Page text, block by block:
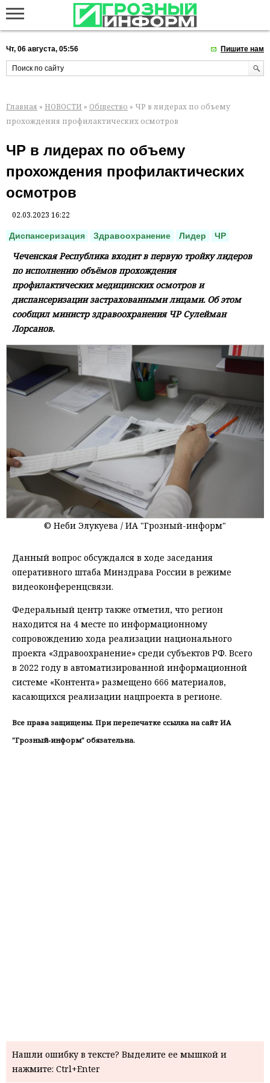
Чт, 06 августа, 05:56 Пишите нам
Главная » НОВОСТИ » Общество » ЧР в лидерах по объему
прохождения профилактических осмотров
ЧР в лидерах по объему
прохождения профилактических
осмотров
02.03.2023 16:22
Диспансеризация Здравоохранение Лидер ЧР
Чеченская Республика входит в первую тройку лидеров
по исполнению объёмов прохождения
профилактических медицинских осмотров и
диспансеризации застрахованными лицами. Об этом
сообщил министр здравоохранения ЧР Сулейман
Лорсанов.
© Неби Элукуева / ИА "Грозный-информ"
Данный вопрос обсуждался в ходе заседания
оперативного штаба Минздрава России в режиме
видеоконференцсвязи.
Федеральный центр также отметил, что регион
находится на 4 месте по информационному
сопровождению хода реализации национального
проекта «Здравоохранение» среди субъектов РФ. Всего
в 2022 году в автоматизированной информационной
системе «Контента» размещено 666 материалов,
касающихся реализации нацпроекта в регионе.
Все права защищены. При перепечатке ссылка на сайт ИА
"Грозный-информ" обязательна.
Нашли ошибку в тексте? Выделите ее мышкой и
нажмите: Ctrl+Enter